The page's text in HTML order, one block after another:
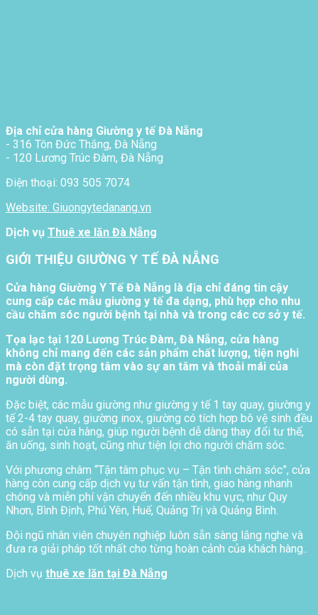
Địa chỉ cửa hàng Giường y tế Đà Nẵng
- 316 Tôn Đức Thắng, Đà Nẵng
- 120 Lương Trúc Đàm, Đà Nẵng
Điện thoại: 093 505 7074
Website: Giuongytedanang.vn
Dịch vụ Thuê xe lăn Đà Nẵng
GIỚI THIỆU GIƯỜNG Y TẾ ĐÀ NẴNG
Cửa hàng Giường Y Tế Đà Nẵng là địa chỉ đáng tin cậy
cung cấp các mẫu giường y tế đa dạng, phù hợp cho nhu
cầu chăm sóc người bệnh tại nhà và trong các cơ sở y tế.
Tọa lạc tại 120 Lương Trúc Đàm, Đà Nẵng, cửa hàng
không chỉ mang đến các sản phẩm chất lượng, tiện nghi
mà còn đặt trọng tâm vào sự an tâm và thoải mái của
người dùng.
Đặc biệt, các mẫu giường như giường y tế 1 tay quay, giường y
tế 2-4 tay quay, giường inox, giường có tích hợp bô vệ sinh đều
có sẵn tại cửa hàng, giúp người bệnh dễ dàng thay đổi tư thế,
ăn uống, sinh hoạt, cũng như tiện lợi cho người chăm sóc.
Với phương châm “Tận tâm phục vụ – Tận tình chăm sóc”, cửa
hàng còn cung cấp dịch vụ tư vấn tận tình, giao hàng nhanh
chóng và miễn phí vận chuyển đến nhiều khu vực, như Quy
Nhơn, Bình Định, Phú Yên, Huế, Quảng Trị và Quảng Bình.
Đội ngũ nhân viên chuyên nghiệp luôn sẵn sàng lắng nghe và
đưa ra giải pháp tốt nhất cho từng hoàn cảnh của khách hàng..
Dịch vụ thuê xe lăn tại Đà Nẵng